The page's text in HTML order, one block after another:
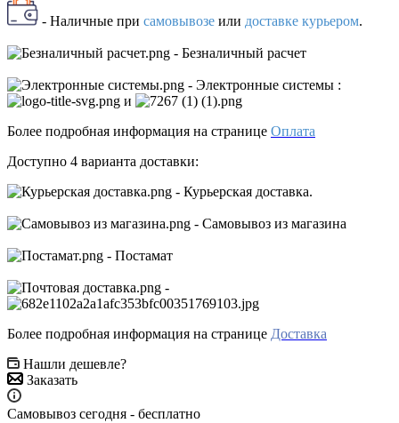
- Наличные при самовывозе или доставке курьером.
- Безналичный расчет
- Электронные системы :
и
Более подробная информация на странице Оплата
Доступно 4 варианта доставки:
- Курьерская доставка.
- Самовывоз из магазина
- Постамат
-
Более подробная информация на странице Доставка
Нашли дешевле?
Заказать
Самовывоз сегодня - бесплатно